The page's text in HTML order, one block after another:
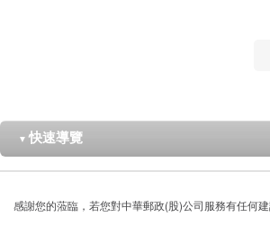
▼ 快速導覽
感謝您的蒞臨，若您對中華郵政(股)公司服務有任何建